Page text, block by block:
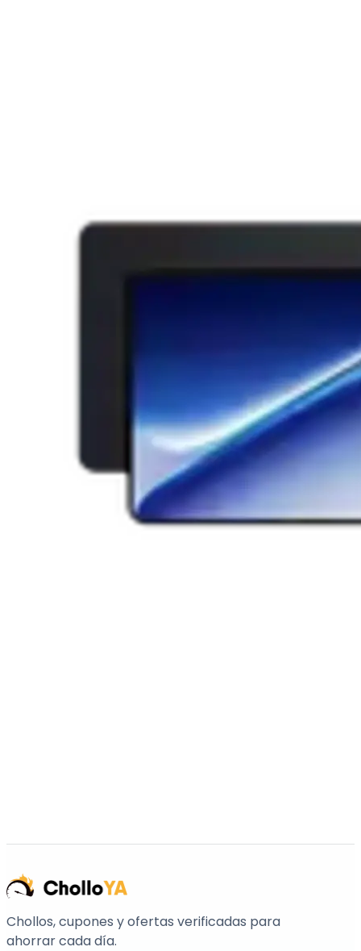
Chollos, cupones y ofertas verificadas para
ahorrar cada día.